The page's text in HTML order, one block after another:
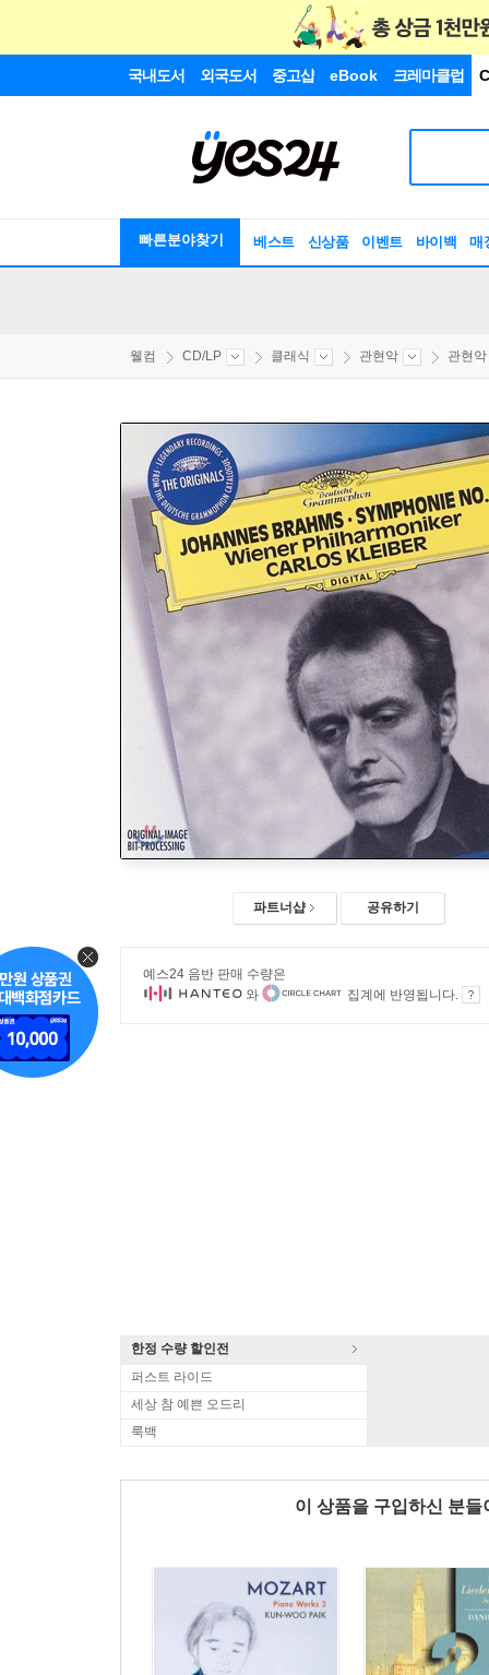
국내도서 외국도서 중고샵 eBook 크레마클럽
빠른분야찾기 베스트 신상품 이벤트 바이백 매
웰컴 CD/LP 클래식 관현악 관현
파트너샵 공유하기
예스24 음반 판매 수량은
와
집계에 반영됩니다.
한정 수량 할인전
퍼스트 라이드
세상 참 예쁜 오드리
룩백
이 상품을 구입하신 분